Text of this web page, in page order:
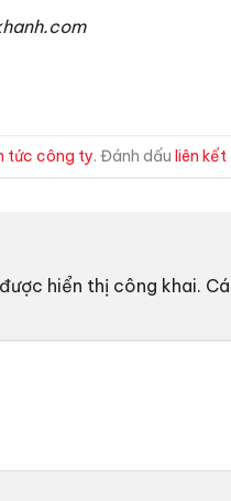
tức công ty. Đánh dấu liên
hiển thị công khai.